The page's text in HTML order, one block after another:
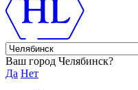
Ваш город Челябинск?
Да Нет